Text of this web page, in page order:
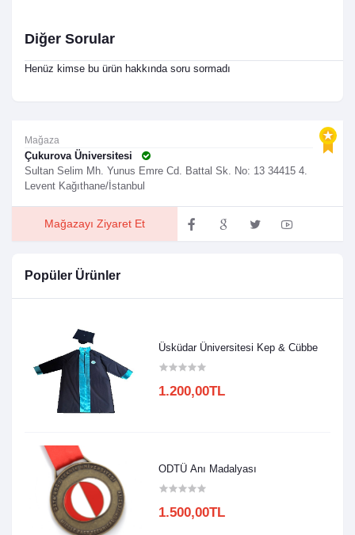
Mağaza
Çukurova Üniversitesi
Sultan Selim Mh. Yunus Emre Cd. Battal Sk. No: 13 34415 4.
Levent Kağıthane/İstanbul
Mağazayı Ziyaret Et
Popüler Ürünler
Üsküdar Üniversitesi Kep & Cübbe
1.200,00TL
ODTÜ Anı Madalyası
1.500,00TL
Diğer Sorular
Henüz kimse bu ürün hakkında soru sormadı